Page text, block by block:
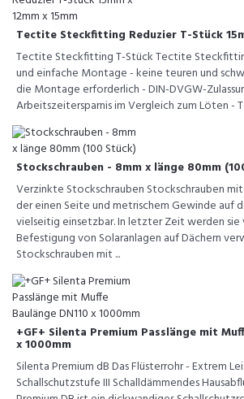
Tectite Steckfitting Reduzier T-Stück
Tectite Steckfitting T-Stück Tectite
und einfache Montage - keine teuren und
die Montage erforderlich - DIN-DVGW-
Arbeitszeitersparnis im Vergleich zum Löten -
Stockschrauben - 8mm x länge 80mm
Verzinkte Stockschrauben Stockschrauben
der einen Seite und metrischem Gewinde auf
vielseitig einsetzbar. In letzter Zeit werden sie
Befestigung von Solaranlagen auf Dächern
Stockschrauben mit ...
+GF+ Silenta Premium Passlänge mit
x 1000mm
Silenta Premium dB Das Flüsterrohr - Extrem
Schallschutzstufe III Schalldämmendes